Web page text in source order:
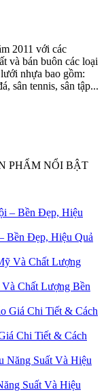
2011 với các
và bán buôn các loại
nhựa bao gồm:
sân tennis, sân tập...
PHẨM NỔI BẬT
Bền Đẹp, Hiệu Quả
Chất Lượng Bền
Chi Tiết & Cách
Suất Và Hiệu